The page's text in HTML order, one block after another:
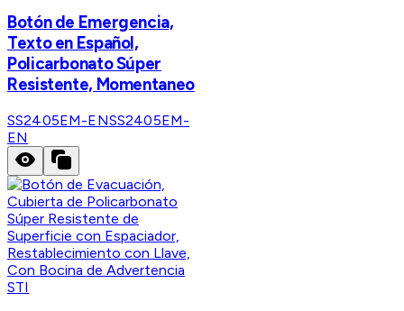
Botón de Emergencia,
Texto en Español,
Policarbonato Súper
Resistente, Momentaneo
SS2405EM-ENSS2405EM-
EN
STI